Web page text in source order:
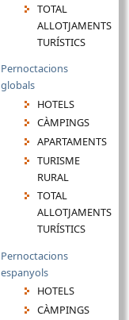
TOTAL
ALLOTJAMENTS
TURÍSTICS
Pernoctacions
globals
HOTELS
CÀMPINGS
APARTAMENTS
TURISME
RURAL
TOTAL
ALLOTJAMENTS
TURÍSTICS
Pernoctacions
espanyols
HOTELS
CÀMPINGS